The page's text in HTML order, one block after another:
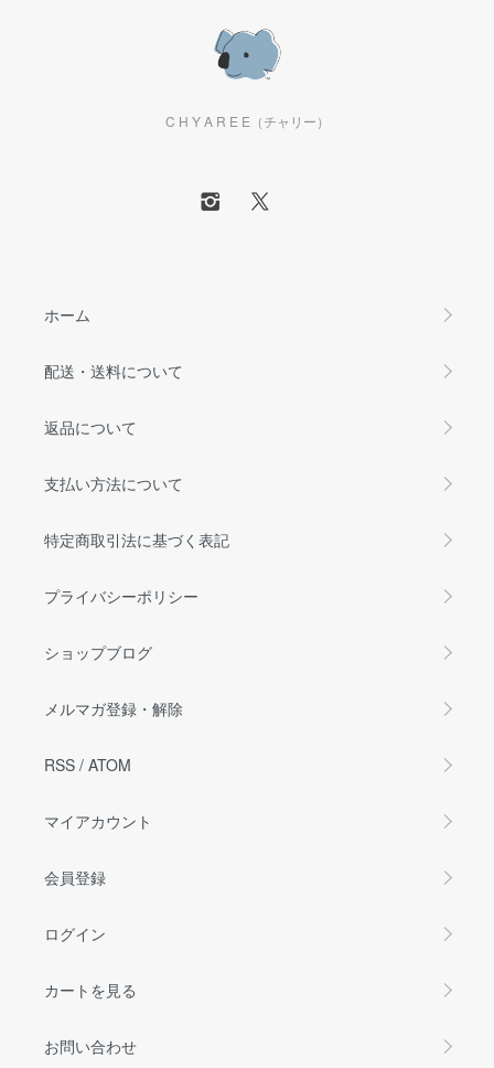
C H Y A R E E（チャリー）
ホーム
配送・送料について
返品について
支払い方法について
特定商取引法に基づく表記
プライバシーポリシー
ショップブログ
メルマガ登録・解除
RSS / ATOM
マイアカウント
会員登録
ログイン
カートを見る
お問い合わせ